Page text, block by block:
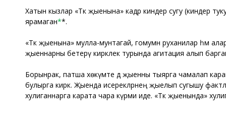
Хатын кызлар «Тәкә җыенына» кадәр киндер сугу (киндер
ярамаган**.
«Тәкә җыенына» мулла-мунтагай, гомумән руханилар һәм
җыеннарны бетерү кирәклек турында агитация алып
Борынрак, патша хөкүмәте дә җыенны тыярга чамалап
булырга кирәк. Җыенда исерекләрнең җыелып сугышу
хулиганнарга карата чара күрми иде. «Тәкә җыенында»